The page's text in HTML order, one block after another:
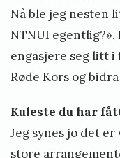
Nå ble jeg nesten
NTNUI
engasjere seg litt
Røde Kors og
Kuleste du har
Jeg synes jo det er
store